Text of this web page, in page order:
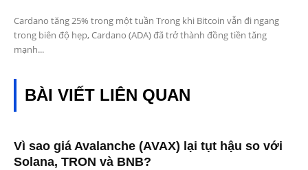
Cardano tăng 25% trong một tuần Trong khi Bitcoin vẫn đi ngang
trong biên độ hẹp, Cardano (ADA) đã trở thành đồng tiền tăng
mạnh...
BÀI VIẾT LIÊN QUAN
Vì sao giá Avalanche (AVAX) lại tụt hậu so với
Solana, TRON và BNB?